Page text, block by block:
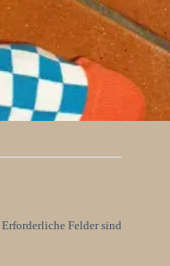
Erforderliche Felder sind